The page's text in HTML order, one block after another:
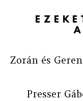
Zorán és
Presser